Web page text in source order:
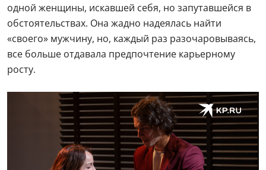
одной женщины, искавшей себя, но запутавшейся в
обстоятельствах. Она жадно надеялась найти
«своего» мужчину, но, каждый раз разочаровываясь,
все больше отдавала предпочтение карьерному
росту.